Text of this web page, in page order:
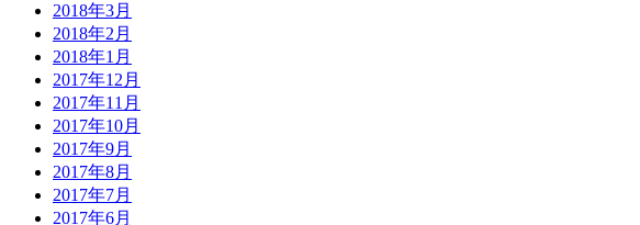
2018年3月
2018年2月
2018年1月
2017年12月
2017年11月
2017年10月
2017年9月
2017年8月
2017年7月
2017年6月